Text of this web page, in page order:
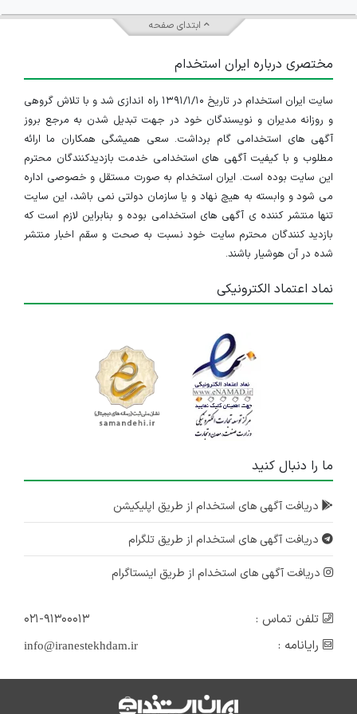
ابتدای صفحه
مختصری درباره ایران استخدام
سایت ایران استخدام در تاریخ ۱۳۹۱/۱/۱۰ راه اندازی شد و با تلاش گروهی
و روزانه مدیران و نویسندگان خود در جهت تبدیل شدن به مرجع بروز
آگهی های استخدامی گام برداشت. سعی همیشگی همکاران ما ارائه
مطلوب و با کیفیت آگهی های استخدامی خدمت بازدیدکنندگان محترم
این سایت بوده است. ایران استخدام به صورت مستقل و خصوصی اداره
می شود و وابسته به هیچ نهاد و یا سازمان دولتی نمی باشد، این سایت
تنها منتشر کننده ی آگهی های استخدامی بوده و بنابراین لازم است که
بازدید کنندگان محترم سایت خود نسبت به صحت و سقم اخبار منتشر
شده در آن هوشیار باشند.
نماد اعتماد الکترونیکی
ما را دنبال کنید
دریافت آگهی های استخدام از طریق اپلیکیشن
دریافت آگهی های استخدام از طریق تلگرام
دریافت آگهی های استخدام از طریق اینستاگرام
تلفن تماس :
۰۲۱-۹۱۳۰۰۰۱۳
رایانامه :
info@iranestekhdam.ir